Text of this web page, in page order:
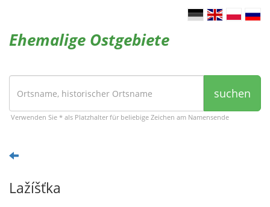
Ehemalige Ostgebiete
suchen
Verwenden Sie * als Platzhalter für beliebige Zeichen am Namensende
Lažíšťka